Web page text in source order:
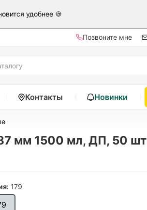
удобнее 🍪
Позвоните мне
Контакты Новинки
мм 1500 мл, ДП, 50 шт
179